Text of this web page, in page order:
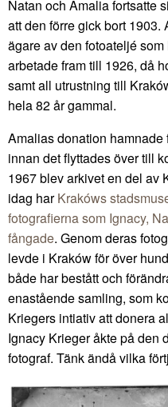
Natan och Amalia fortsatte
att den förre gick bort
ägare av den fotoateljé
arbetade fram till 1926, då
samt all utrustning till
hela 82 år gammal.
Amalias donation hamnade
innan det flyttades över till
1967 blev arkivet en del av
idag harKrakóws
fotografierna som Ignacy,
fångade. Genom deras
levde i Kraków för över
både har bestått och
enastående samling, som
Kriegers intiativ att donera
Ignacy Krieger åkte på den
fotograf. Tänk ändå vilka